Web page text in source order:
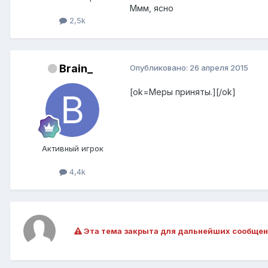
2,5k
Ммм, ясно
Brain_
Активный игрок
4,4k
Опубликовано: 26 апреля 2015
[ok=Меры приняты.][/ok]
Эта тема закрыта для дальнейших